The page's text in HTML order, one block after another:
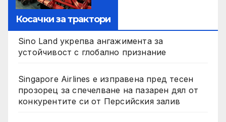
Косачки за трактори
Sino Land укрепва ангажимента за
устойчивост с глобално признание
Singapore Airlines е изправена пред тесен
прозорец за спечелване на пазарен дял от
конкурентите си от Персийския залив